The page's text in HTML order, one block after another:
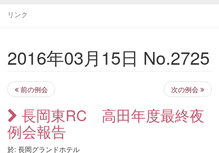
リンク
2016年03月15日 No.2725
前の例会 次の例会
長岡東RC 高田年度最終夜
例会報告
於: 長岡グランドホテル